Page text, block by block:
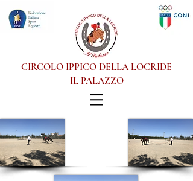
CIRCOLO IPPICO DELLA LOCRIDE
IL PALAZZO